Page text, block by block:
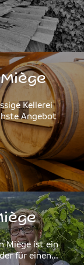
Kellerei
Angebot
Miège ist ein
für einen...